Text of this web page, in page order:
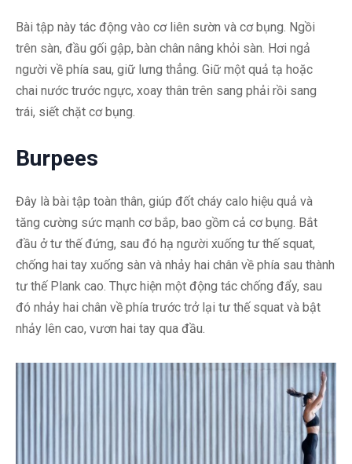
Bài tập này tác động vào cơ liên sườn và cơ bụng. Ngồi
trên sàn, đầu gối gập, bàn chân nâng khỏi sàn. Hơi ngả
người về phía sau, giữ lưng thẳng. Giữ một quả tạ hoặc
chai nước trước ngực, xoay thân trên sang phải rồi sang
trái, siết chặt cơ bụng.
Burpees
Đây là bài tập toàn thân, giúp đốt cháy calo hiệu quả và
tăng cường sức mạnh cơ bắp, bao gồm cả cơ bụng. Bắt
đầu ở tư thế đứng, sau đó hạ người xuống tư thế squat,
chống hai tay xuống sàn và nhảy hai chân về phía sau thành
tư thế Plank cao. Thực hiện một động tác chống đẩy, sau
đó nhảy hai chân về phía trước trở lại tư thế squat và bật
nhảy lên cao, vươn hai tay qua đầu.